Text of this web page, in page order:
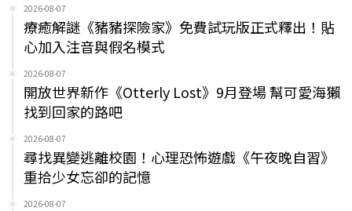
2026-08-07
療癒解謎《豬豬探險家》免費試玩版正式釋出！貼
心加入注音與假名模式
2026-08-07
開放世界新作《Otterly Lost》9月登場 幫可愛海獺
找到回家的路吧
2026-08-07
尋找異變逃離校園！心理恐怖遊戲《午夜晚自習》
重拾少女忘卻的記憶
2026-08-07